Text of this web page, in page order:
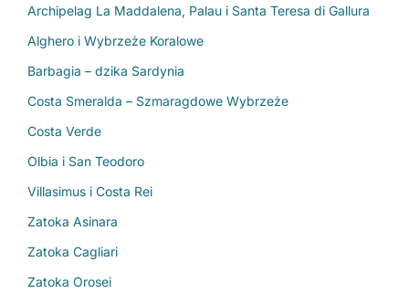
Archipelag La Maddalena, Palau i Santa Teresa di Gallura
Alghero i Wybrzeże Koralowe
Barbagia – dzika Sardynia
Costa Smeralda – Szmaragdowe Wybrzeże
Costa Verde
Olbia i San Teodoro
Villasimus i Costa Rei
Zatoka Asinara
Zatoka Cagliari
Zatoka Orosei